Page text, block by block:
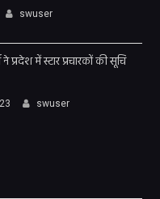
swuser
ने प्रदेश में स्टार प्रचारकों की सूचि
swuser